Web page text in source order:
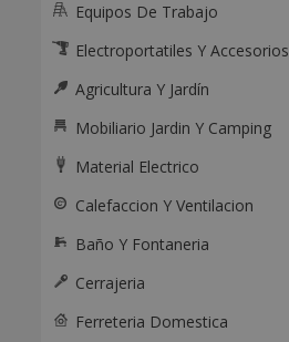
Equipos De Trabajo
Electroportatiles Y Accesorios
Agricultura Y Jardín
Mobiliario Jardin Y Camping
Material Electrico
Calefaccion Y Ventilacion
Baño Y Fontaneria
Cerrajeria
Ferreteria Domestica